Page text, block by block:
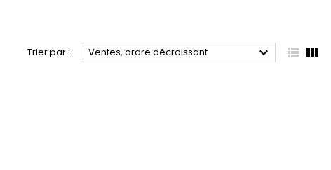
Trier par : Ventes, ordre décroissant   